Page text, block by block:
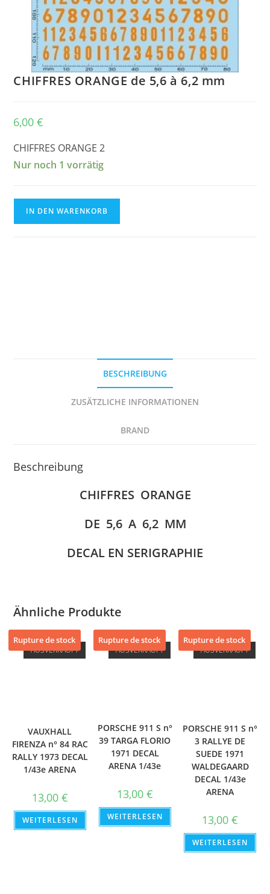
CHIFFRES ORANGE de 5,6 à 6,2 mm
6,00€
CHIFFRES ORANGE 2
Nur noch 1 vorrätig
IN DEN WARENKORB
BESCHREIBUNG
ZUSÄTZLICHE INFORMATIONEN
BRAND
Beschreibung
CHIFFRES ORANGE
DE 5,6 A 6,2 MM
DECAL EN SERIGRAPHIE
Ähnliche Produkte
Rupture de stock
AUSVERKAUFT
VAUXHALL
FIRENZA n° 84 RAC
RALLY 1973 DECAL
1/43e ARENA
13,00 €
WEITERLESEN
Rupture de stock
AUSVERKAUFT
PORSCHE 911 S n°
39 TARGA FLORIO
1971 DECAL
ARENA 1/43e
13,00 €
WEITERLESEN
Rupture de stock
AUSVERKAUFT
PORSCHE 911 S n°
3 RALLYE DE
SUEDE 1971
WALDEGAARD
DECAL 1/43e
ARENA
13,00€
WEITERLESEN